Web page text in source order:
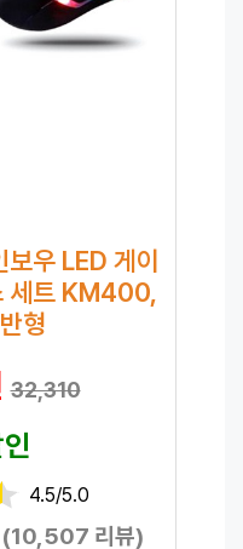
우 LED 게이
세트 KM400,
형
32,310
4.5/5.0
(10,507 리뷰)